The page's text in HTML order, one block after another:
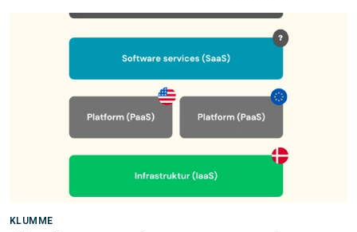
KLUMME